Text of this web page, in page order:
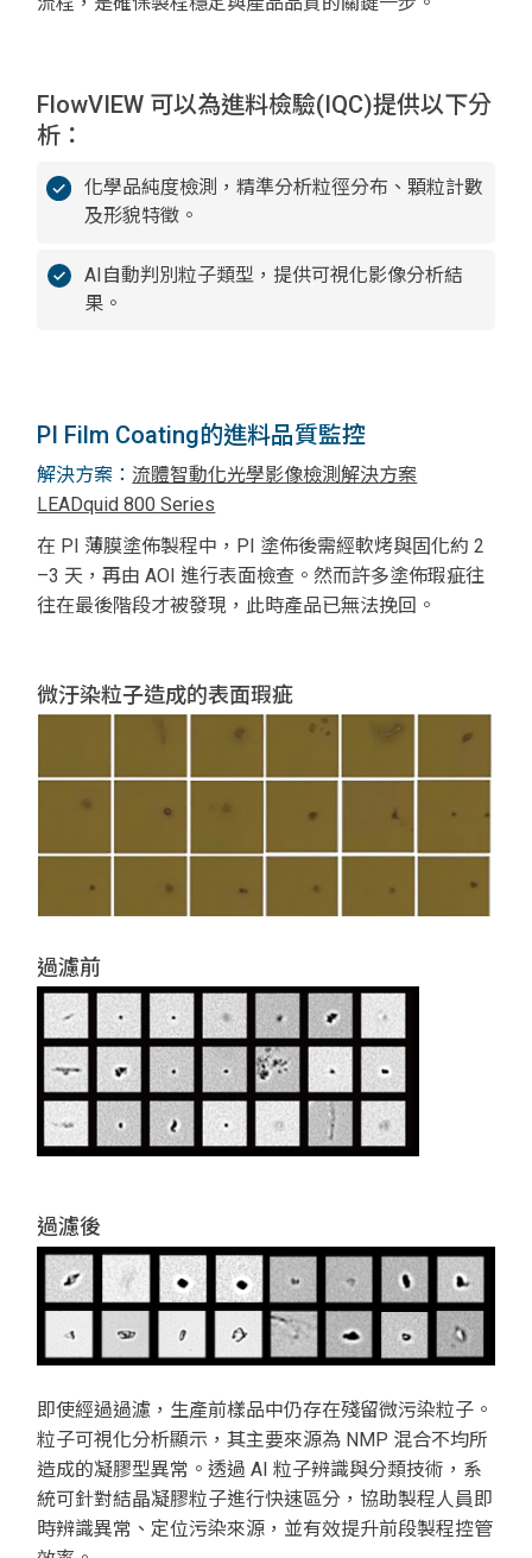
FlowVIEW 可以為進料檢驗(IQC)提供以下分
析：
化學品純度檢測，精準分析粒徑分布、顆粒計數
及形貌特徵。
AI自動判別粒子類型，提供可視化影像分析結
果。
PI Film Coating的進料品質監控
解決方案： 流體智動化光學影像檢測解決方案
LEADquid 800 Series
在 PI 薄膜塗佈製程中，PI 塗佈後需經軟烤與固化約 2
–3 天，再由 AOI 進行表面檢查。然而許多塗佈瑕疵往
往在最後階段才被發現，此時產品已無法挽回。
微汙染粒子造成的表面瑕疵
過濾前
過濾後
即使經過過濾，生產前樣品中仍存在殘留微污染粒子。
粒子可視化分析顯示，其主要來源為 NMP 混合不均所
造成的凝膠型異常。透過 AI 粒子辨識與分類技術，系
統可針對結晶凝膠粒子進行快速區分，協助製程人員即
時辨識異常、定位污染來源，並有效提升前段製程控管